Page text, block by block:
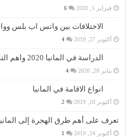
فبراير 5, 2020 6
الاختلافات بين واتس اب بلس
أكتوبر 27, 2019 4
الدراسة في المانيا 2020 واهم التفاصيل عنها
يناير 28, 2020 4
انواع الاقامة في المانيا
أكتوبر 10, 2019 2
تعرف على أهم طرق الهجرة إلى المانيا
أكتوبر 24, 2019 1